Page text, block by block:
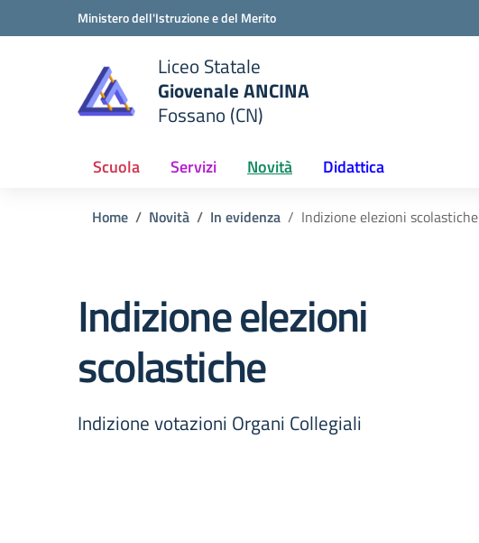
Vai ai contenuti
Vai al menu di navigazioneMinistero dell'Istruzione e del Merito
scuola
Liceo Statale
Giovenale ANCINA
Fossano (CN)
Scuola Servizi Novità Didattica
Home Novità In evidenza Indizione elezioni scolastiche
Indizione elezioni
scolastiche
Indizione votazioni Organi Collegiali